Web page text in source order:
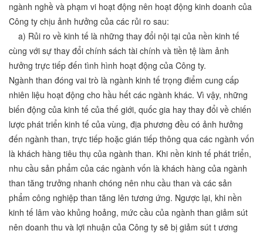
ngành nghề và phạm vi hoạt động nên hoạt động kinh doanh của
Công ty chịu ảnh hưởng của các rủi ro sau:
a) Rủi ro về kinh tế là những thay đổi nội tại của nền kinh tế
cùng với sự thay đổi chính sách tài chính và tiền tệ làm ảnh
hưởng trực tiếp đến tình hình hoạt động của Công ty.
Ngành than đóng vai trò là ngành kinh tế trọng điểm cung cấp
nhiên liệu hoạt động cho hầu hết các ngành khác. Vì vậy, những
biến động của kinh tế của thế giới, quốc gia hay thay đổi về chiến
lược phát triển kinh tế của vùng, địa phương đều có ảnh hưởng
đến ngành than, trực tiếp hoặc gián tiếp thông qua các ngành vốn
là khách hàng tiêu thụ của ngành than. Khi nền kinh tế phát triển,
nhu cầu sản phẩm của các ngành vốn là khách hàng của ngành
than tăng trưởng nhanh chóng nên nhu cầu than và các sản
phẩm công nghiệp than tăng lên tương ứng. Ngược lại, khi nền
kinh tế lâm vào khủng hoảng, mức cầu của ngành than giảm sút
nên doanh thu và lợi nhuận của Công ty sẽ bị giảm sút t ương